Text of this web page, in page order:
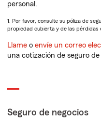
personal.
1. Por favor, consulte su póliza de
propiedad cubierta y de las pérdidas
Llame o envíe un correo
una cotización de seguro
Seguro de negocios